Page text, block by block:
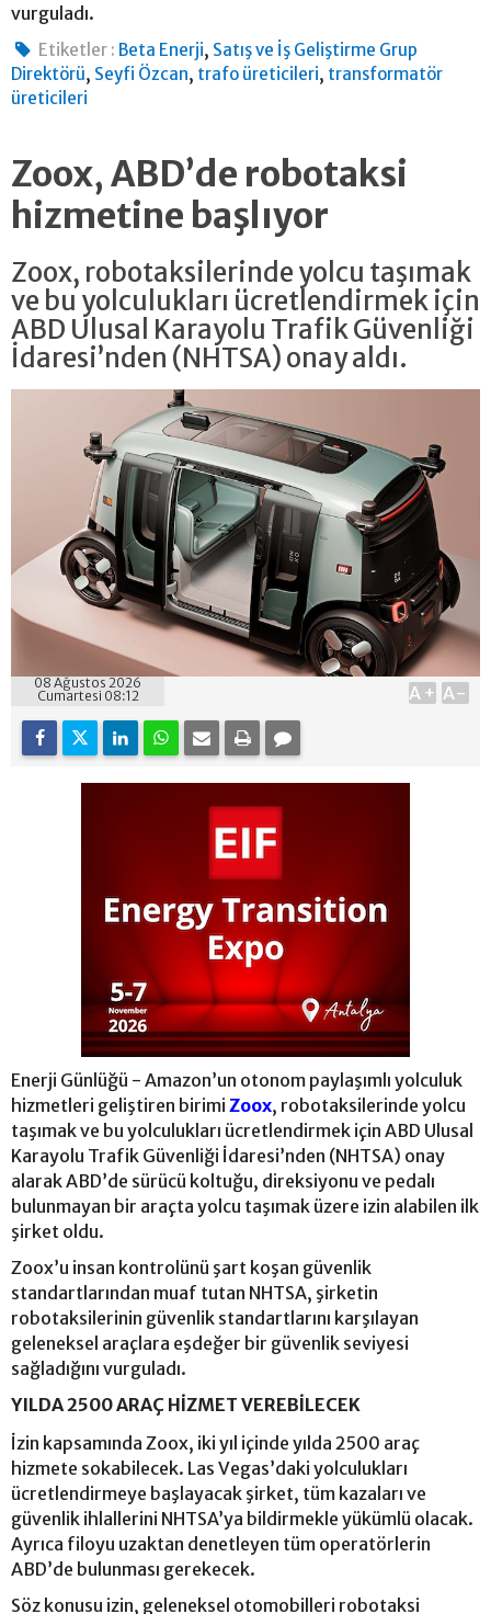
vurguladı.
Etiketler : Beta Enerji, Satış ve İş Geliştirme Grup
Direktörü, Seyfi Özcan, trafo üreticileri, transformatör
üreticileri
Zoox, ABD’de robotaksi
hizmetine başlıyor
Zoox, robotaksilerinde yolcu taşımak
ve bu yolculukları ücretlendirmek için
ABD Ulusal Karayolu Trafik Güvenliği
İdaresi’nden (NHTSA) onay aldı.
08 Ağustos 2026
Cumartesi 08:12
A+ A-
Enerji Günlüğü - Amazon’un otonom paylaşımlı yolculuk
hizmetleri geliştiren birimi Zoox, robotaksilerinde yolcu
taşımak ve bu yolculukları ücretlendirmek için ABD Ulusal
Karayolu Trafik Güvenliği İdaresi’nden (NHTSA) onay
alarak ABD’de sürücü koltuğu, direksiyonu ve pedalı
bulunmayan bir araçta yolcu taşımak üzere izin alabilen ilk
şirket oldu.
Zoox’u insan kontrolünü şart koşan güvenlik
standartlarından muaf tutan NHTSA, şirketin
robotaksilerinin güvenlik standartlarını karşılayan
geleneksel araçlara eşdeğer bir güvenlik seviyesi
sağladığını vurguladı.
YILDA 2500 ARAÇ HİZMET VEREBİLECEK
İzin kapsamında Zoox, iki yıl içinde yılda 2500 araç
hizmete sokabilecek. Las Vegas’daki yolculukları
ücretlendirmeye başlayacak şirket, tüm kazaları ve
güvenlik ihlallerini NHTSA’ya bildirmekle yükümlü olacak.
Ayrıca filoyu uzaktan denetleyen tüm operatörlerin
ABD’de bulunması gerekecek.
Söz konusu izin, geleneksel otomobilleri robotaksi